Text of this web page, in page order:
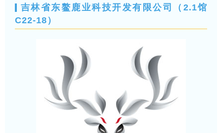
吉林省东鳌鹿业科技开发有限公司（2.1馆
C22-18）